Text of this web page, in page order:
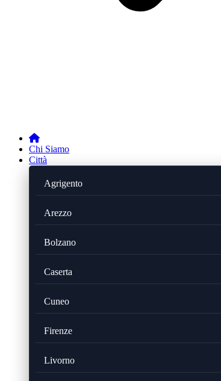
Chi Siamo
Città
Agrigento
Arezzo
Bolzano
Caserta
Cuneo
Firenze
Livorno